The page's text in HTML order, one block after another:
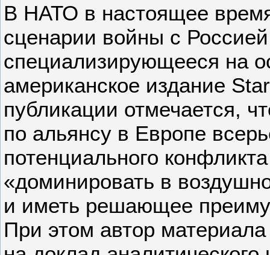
В НАТО в настоящее
сценарии войны с
специализирующееся на
американское издание
публикации отмечается,
по альянсу в Европе
потенциального
«доминировать в
и иметь решающее
При этом автор